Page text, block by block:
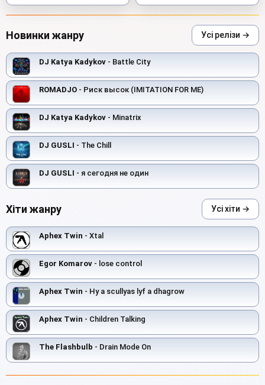
Новинки жанру Усі релізи →
DJ Katya Kadykov - Battle City
ROMADJO - Риск высок (IMITATION FOR ME)
DJ Katya Kadykov - Minatrix
DJ GUSLI - The Chill
DJ GUSLI - я сегодня не один
Хіти жанру Усі хіти →
Aphex Twin - Xtal
Egor Komarov - lose control
Aphex Twin - Hy a scullyas lyf a dhagrow
Aphex Twin - Children Talking
The Flashbulb - Drain Mode On